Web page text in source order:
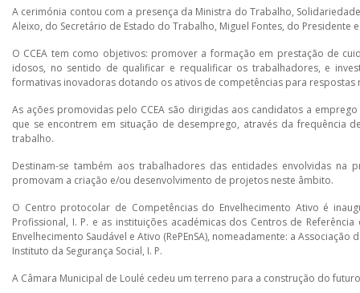
A cerimónia contou com a presença da Ministra do Trabalho,
Aleixo, do Secretário de Estado do Trabalho, Miguel Fontes, do Presidente
O CCEA tem como objetivos: promover a formação em prestação de
idosos, no sentido de qualificar e requalificar os trabalhadores, e
formativas inovadoras dotando os ativos de competências para
As ações promovidas pelo CCEA são dirigidas aos candidatos a
que se encontrem em situação de desemprego, através da
trabalho.
Destinam-se também aos trabalhadores das entidades envolvidas
promovam a criação e/ou desenvolvimento de projetos neste âmbito.
O Centro protocolar de Competências do Envelhecimento Ativo é
Profissional, I. P. e as instituições académicas dos Centros de
Envelhecimento Saudável e Ativo (RePEnSA), nomeadamente: a
Instituto da Segurança Social, I. P.
A Câmara Municipal de Loulé cedeu um terreno para a construção do